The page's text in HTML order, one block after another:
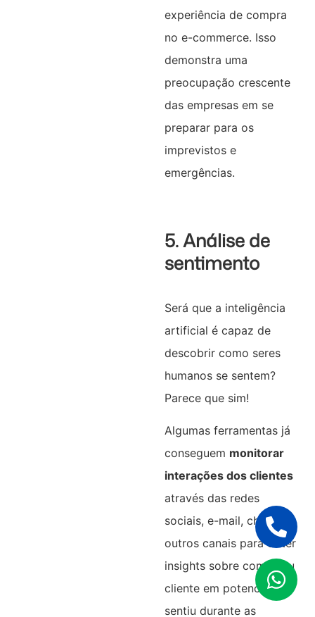
experiência de compra
no e-commerce. Isso
demonstra uma
preocupação crescente
das empresas em se
preparar para os
imprevistos e
emergências.
5. Análise de
sentimento
Será que a inteligência
artificial é capaz de
descobrir como seres
humanos se sentem?
Parece que sim!
Algumas ferramentas já
conseguem monitorar
interações dos clientes
através das redes
sociais, e-mail, chat e
outros canais para obter
insights sobre como seu
cliente em potencial se
sentiu durante as